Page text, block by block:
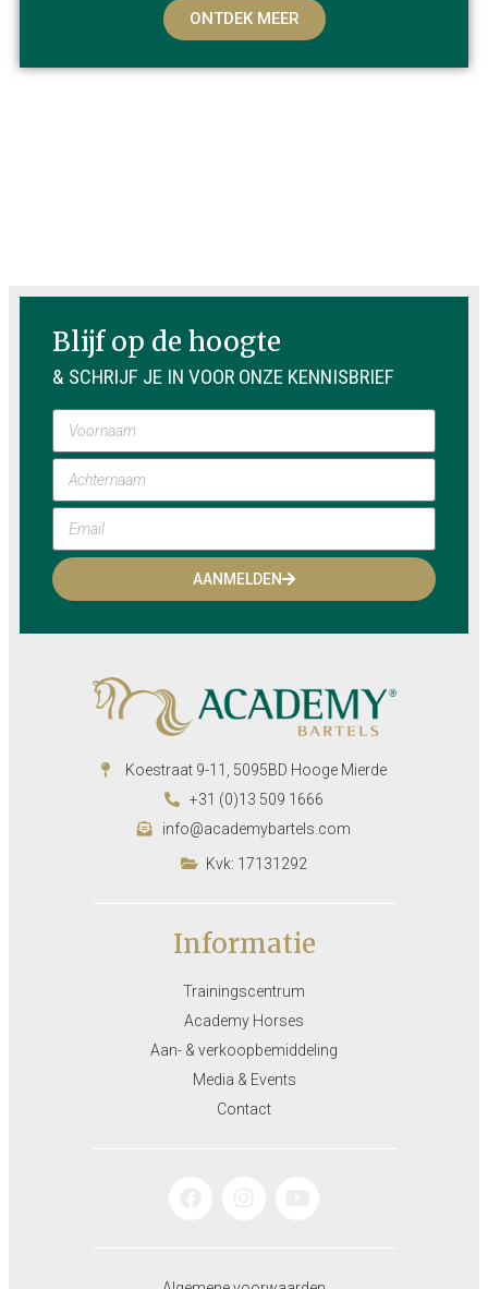
ONTDEK MEER
Blijf op de hoogte
& SCHRIJF JE IN VOOR ONZE KENNISBRIEF
AANMELDEN
Koestraat 9-11, 5095BD Hooge Mierde
+31 (0)13 509 1666
info@academybartels.com
Kvk: 17131292
Informatie
Trainingscentrum
Academy Horses
Aan- & verkoopbemiddeling
Media & Events
Contact